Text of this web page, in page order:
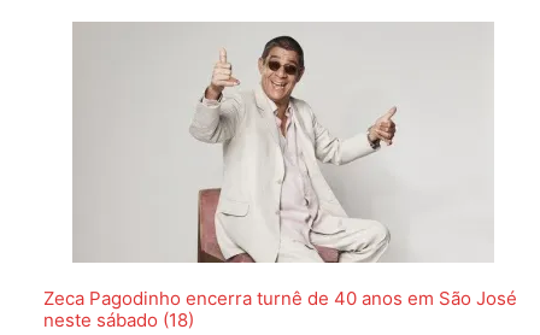
Zeca Pagodinho encerra turnê de 40 anos em São José
neste sábado (18)